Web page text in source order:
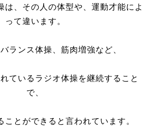
は、その人の体型や、運動才能によ
って違います。
ランス体操、筋肉増強など、
ているラジオ体操を継続すること
で、
ことができると言われています。